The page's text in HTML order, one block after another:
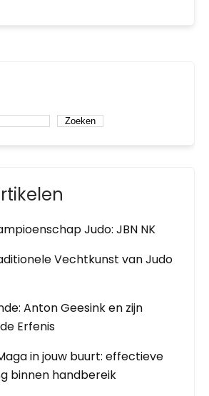
Zoeken
Judo: JBN NK
Vechtkunst van Judo
Anton Geesink en zijn
Erfenis
in jouw buurt: effectieve
binnen handbereik